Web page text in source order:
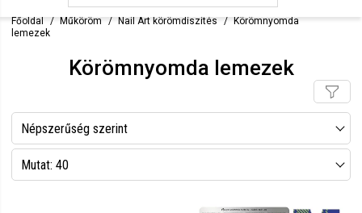
Főoldal Műköröm Nail Art körömdíszítés
Körömnyomda
lemezek
Körömnyomda lemezek
Népszerűség szerint
Név szerint csökkenő
Mutat: 40